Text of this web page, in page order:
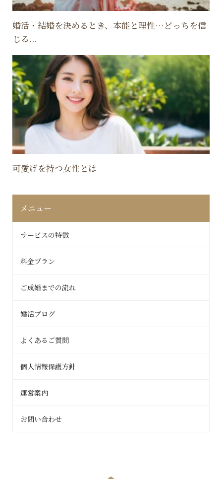
婚活・結婚を決めるとき、本能と理性…どっちを信
じる...
可愛げを持つ女性とは
メニュー
サービスの特徴
料金プラン
ご成婚までの流れ
婚活ブログ
よくあるご質問
個人情報保護方針
運営案内
お問い合わせ